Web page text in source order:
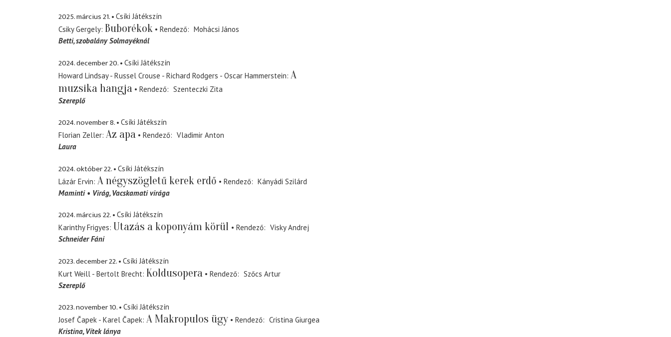
2025. március 21.
Csíki Játékszín
Csiky Gergely Buborékok Rendező
Mohácsi János
Betti szobalány Solmayéknál
2024. december 20.
Csíki Játékszín
Howard Lindsay - Russel Crouse - Richard Rodgers - Oscar Hammerstein A
muzsika hangja
Rendező
Szenteczki Zita
Szereplő
2024. november 8.
Csíki Játékszín
Florian Zeller Az apa Rendező
Vladimir Anton
Laura
2024. október 22.
Csíki Játékszín
Lázár Ervin A négyszögletű kerek erdő Rendező
Kányádi Szilárd
Maminti
Virág Vacskamati virága
2024. március 22.
Csíki Játékszín
Karinthy Frigyes Utazás a koponyám körül Rendező
Visky Andrej
Schneider Fáni
2023. december 22.
Csíki Játékszín
Kurt Weill - Bertolt Brecht Koldusopera Rendező
Szőcs Artur
Szereplő
2023. november 10.
Csíki Játékszín
Josef Čapek - Karel Čapek A Makropulos ügy Rendező
Cristina Giurgea
Kristina Vítek lánya